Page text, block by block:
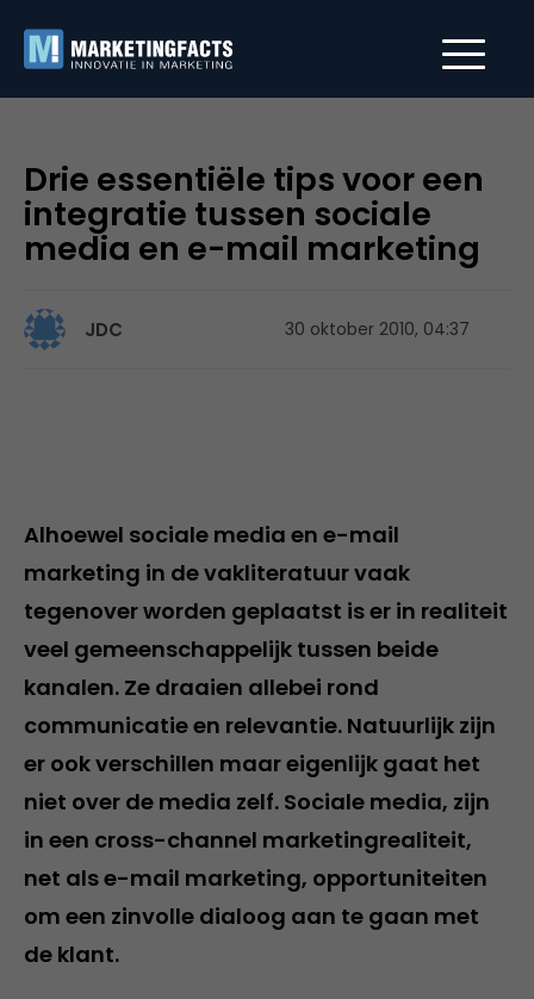
Drie essentiële tips voor een
integratie tussen sociale
media en e-mail marketing
JDC 30 oktober 2010, 04:37
Alhoewel sociale media en e-mail
marketing in de vakliteratuur vaak
tegenover worden geplaatst is er in realiteit
veel gemeenschappelijk tussen beide
kanalen. Ze draaien allebei rond
communicatie en relevantie. Natuurlijk zijn
er ook verschillen maar eigenlijk gaat het
niet over de media zelf. Sociale media, zijn
in een cross-channel marketingrealiteit,
net als e-mail marketing, opportuniteiten
om een zinvolle dialoog aan te gaan met
de klant.